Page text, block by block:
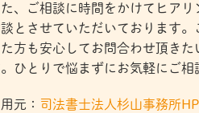
た、ご相談に時間をかけてヒア
とさせていただいております
た方も安心してお問合わせ頂き
ひとりで悩まずにお気軽にご相
元： 司法書士法人杉山事務所HP